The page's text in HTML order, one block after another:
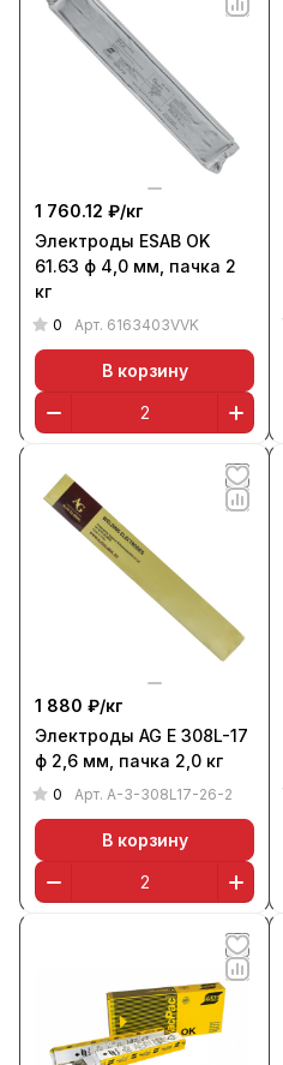
1 760.12 ₽/кг
Электроды ESAB OK
61.63 ф 4,0 мм, пачка 2
кг
0 Арт. 6163403VVK
В корзину
1 880 ₽/кг
Электроды AG E 308L-17
ф 2,6 мм, пачка 2,0 кг
0 Арт. A-3-308L17-26-2
В корзину